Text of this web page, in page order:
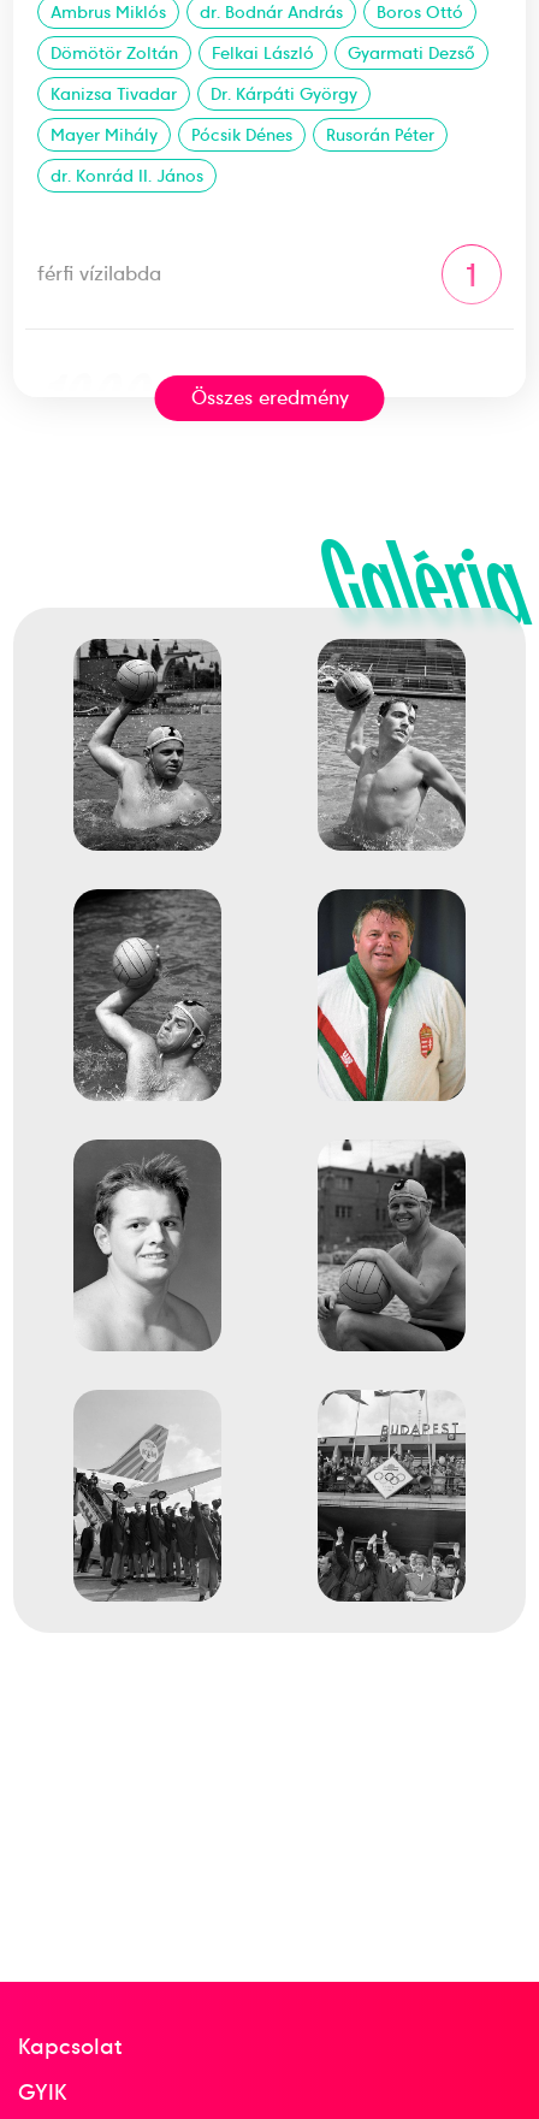
Ambrus Miklós dr. Bodnár András
Boros Ottó
Dömötör Zoltán
Felkai László
Gyarmati Dezső
Kanizsa Tivadar
Dr. Kárpáti György
Mayer Mihály
Pócsik Dénes
Rusorán Péter
dr. Konrád II. János
férfi vízilabda 1
1960. aug.
Róma
XVII. nyári olimpiai játékok
Dömötör Zoltán
Felkai László
Gyarmati Dezső
Hevesi István
Jeney László
Kanizsa Tivadar
Dr. Kárpáti György
Markovits Kálmán gróf
Mayer Mihály
Rusorán Péter
dr. Katona András
dr. Konrád II. János
férfi vízilabda 3
1968
1968. okt.
Mexikóváros
XIX. nyári olimpiai játékok
dr. Bodnár András
Dömötör Zoltán
Felkai László
Molnár Endre
Pócsik Dénes
Dr. Sárosi László
Dr. Steinmetz János
Dr. Szívós István Antal
férfi vízilabda 3
1962
férfi vízilabda
Összes eredmény
Galéria
Kapcsolat
GYIK